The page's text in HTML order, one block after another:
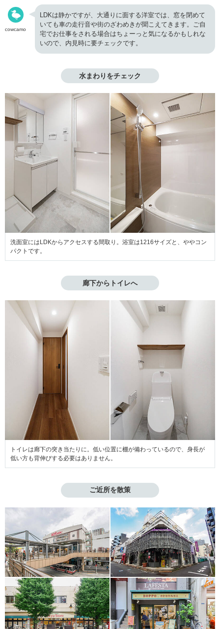
cowcamo
LDKは静かですが、大通りに面する洋室では、窓を閉めて
いても車の走行音や街のざわめきが聞こえてきます。ご自
宅でお仕事をされる場合はちょーっと気になるかもしれな
いので、内見時に要チェックです。
水まわりをチェック
洗面室にはLDKからアクセスする間取り。浴室は1216サイズと、ややコン
パクトです。
廊下からトイレへ
トイレは廊下の突き当たりに。低い位置に棚が備わっているので、身長が
低い方も背伸びする必要はありません。
ご近所を散策